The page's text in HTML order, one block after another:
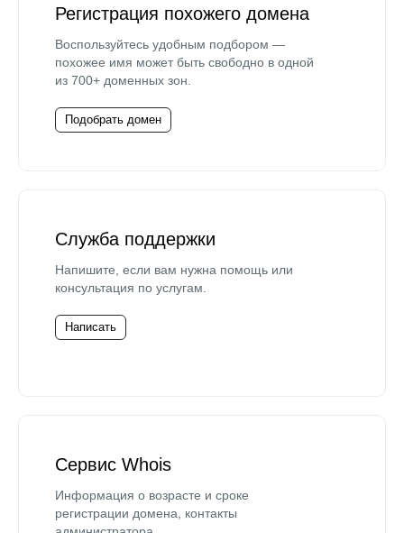
Регистрация похожего домена
Воспользуйтесь удобным подбором —
похожее имя может быть свободно в одной
из 700+ доменных зон.
Подобрать домен
Служба поддержки
Напишите, если вам нужна помощь или
консультация по услугам.
Написать
Сервис Whois
Информация о возрасте и сроке
регистрации домена, контакты